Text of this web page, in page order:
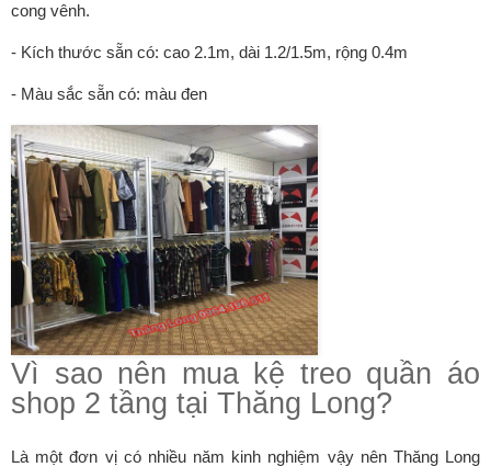
cong vênh.
- Kích thước sẵn có: cao 2.1m, dài 1.2/1.5m, rộng 0.4m
- Màu sắc sẵn có: màu đen
Vì sao nên mua kệ treo quần áo
shop 2 tầng tại Thăng Long?
Là một đơn vị có nhiều năm kinh nghiệm vậy nên Thăng Long